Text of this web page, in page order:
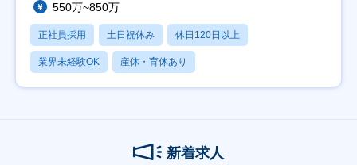
550万~850万
正社員採用 土日祝休み 休日120日以上
業界未経験OK 産休・育休あり
新着求人